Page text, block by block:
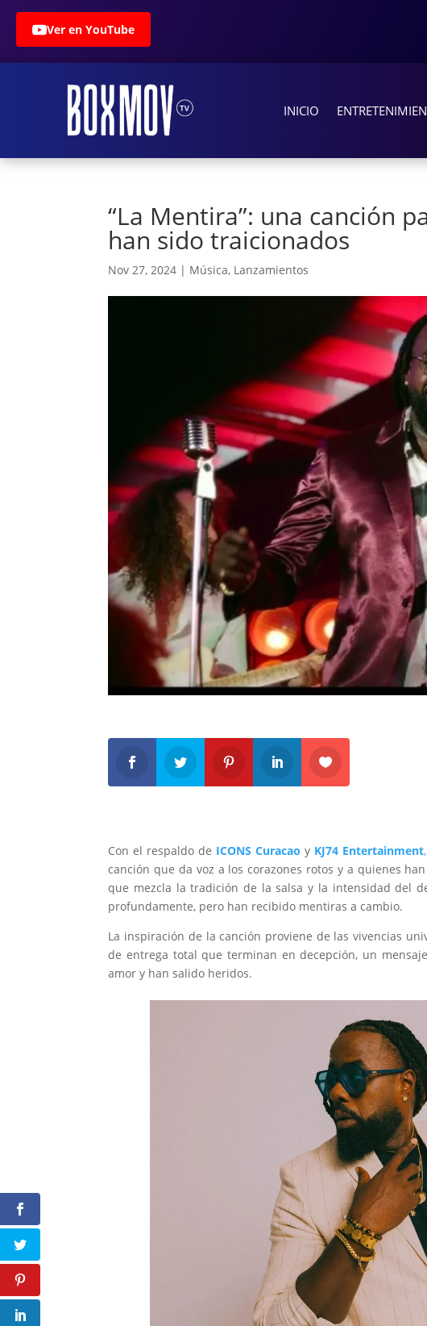
Ver en YouTube
INICIO
“La Mentira”: una canción
han sido traicionados
Nov 27, 2024 | Música, Lanzamientos
Con el respaldo de ICONS Curacao y KJ74 Entertainment,
canción que da voz a los corazones rotos y a quienes
que mezcla la tradición de la salsa y la intensidad del
profundamente, pero han recibido mentiras a cambio.
La inspiración de la canción proviene de las vivencias
de entrega total que terminan en decepción, un
amor y han salido heridos.